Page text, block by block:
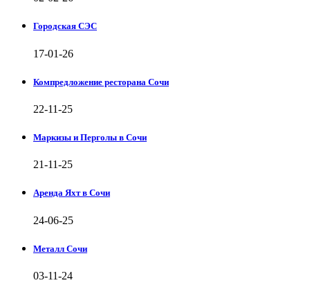
Городская СЭС
17-01-26
Компредложение ресторана Сочи
22-11-25
Маркизы и Перголы в Сочи
21-11-25
Аренда Яхт в Сочи
24-06-25
Металл Сочи
03-11-24